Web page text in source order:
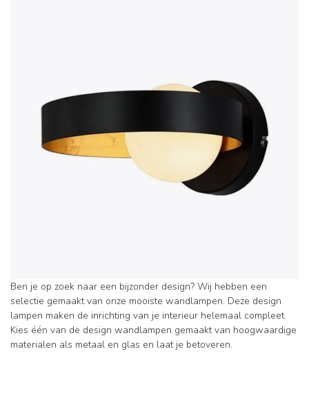
Ben je op zoek naar een bijzonder design? Wij hebben een
selectie gemaakt van onze mooiste wandlampen. Deze design
lampen maken de inrichting van je interieur helemaal compleet.
Kies één van de design wandlampen gemaakt van hoogwaardige
materialen als metaal en glas en laat je betoveren.